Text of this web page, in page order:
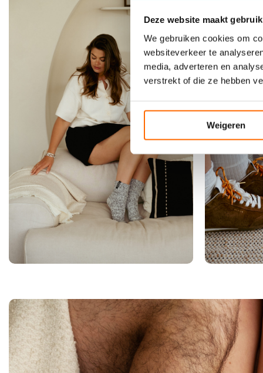
Deze website maakt
We gebruiken cookies om
websiteverkeer te
media, adverteren en
verstrekt of die ze hebben
Weigeren